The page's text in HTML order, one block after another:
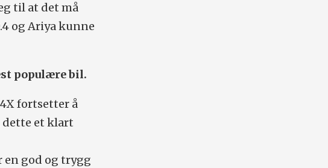
til at det må
og Ariya kunne
populære bil.
fortsetter å
dette et klart
god og trygg